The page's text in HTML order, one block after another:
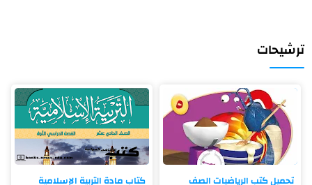
ترشيحات
تحميل كتب الرياضيات الصف
كتاب مادة التربية الإسلامية